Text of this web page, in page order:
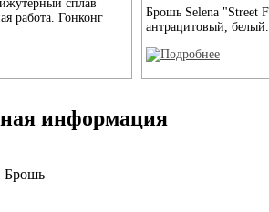
сплав
работа. Гонконг
Брошь Selena "Street
антрацитовый,
информация
Брошь